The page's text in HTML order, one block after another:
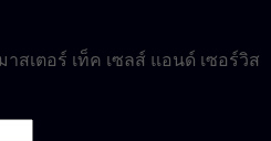
สเตอร์ เท็ค เซลส์ แอนด์ เซอร์วิส